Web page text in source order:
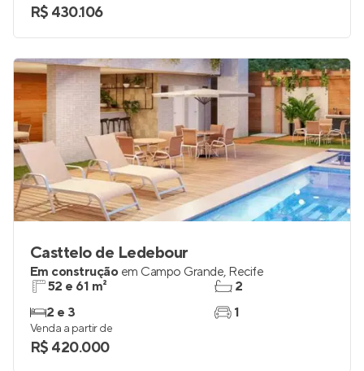
R$ 430.106
Casttelo de Ledebour
Em construção em Campo Grande, Recife
52 e 61 m²
2 e 3
2
1
Venda a partir de
R$ 420.000